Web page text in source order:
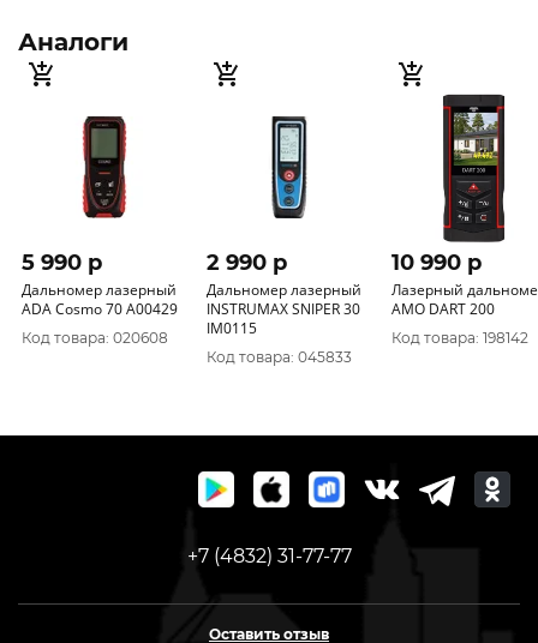
Аналоги
5 990 p
Дальномер лазерный
ADA Cosmo 70 А00429
Код товара: 020608
2 990 p
Дальномер лазерный
INSTRUMAX SNIPER 30
IM0115
Код товара: 045833
10 990 p
Лазерный
AMO DART 200
Код товара: 198142
+7 (4832) 31-77-77
Оставить отзыв